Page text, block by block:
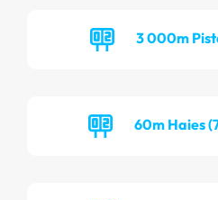
3 000m
60m Haies